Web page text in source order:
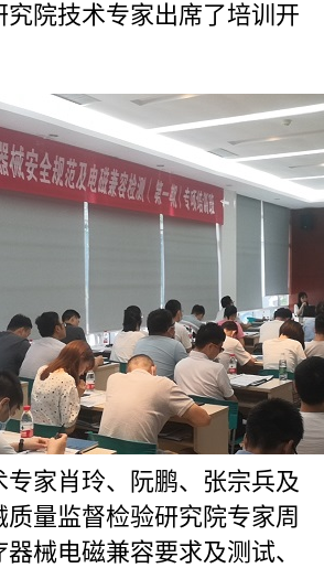
究院技术专家出席了培训开
专家肖玲、阮鹏、张宗兵及
量监督检验研究院专家周
械电磁兼容要求及测试、